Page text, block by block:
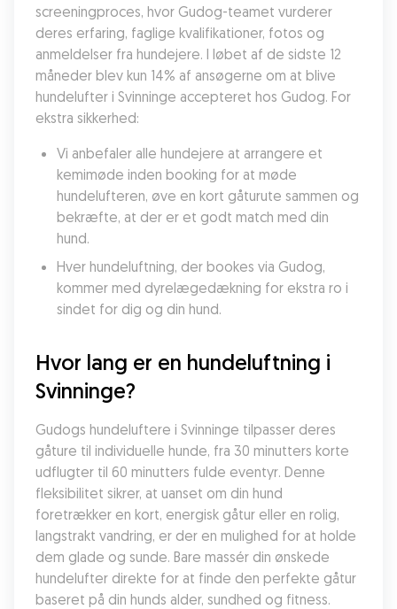
screeningproces, hvor Gudog-teamet vurderer
deres erfaring, faglige kvalifikationer, fotos og
anmeldelser fra hundejere. I løbet af de sidste 12
måneder blev kun 14% af ansøgerne om at blive
hundelufter i Svinninge accepteret hos Gudog. For
ekstra sikkerhed:
Vi anbefaler alle hundejere at arrangere et
kemimøde inden booking for at møde
hundelufteren, øve en kort gåturute sammen og
bekræfte, at der er et godt match med din
hund.
Hver hundeluftning, der bookes via Gudog,
kommer med dyrelægedækning for ekstra ro i
sindet for dig og din hund.
Hvor lang er en hundeluftning i
Svinninge?
Gudogs hundeluftere i Svinninge tilpasser deres
gåture til individuelle hunde, fra 30 minutters korte
udflugter til 60 minutters fulde eventyr. Denne
fleksibilitet sikrer, at uanset om din hund
foretrækker en kort, energisk gåtur eller en rolig,
langstrakt vandring, er der en mulighed for at holde
dem glade og sunde. Bare massér din ønskede
hundelufter direkte for at finde den perfekte gåtur
baseret på din hunds alder, sundhed og fitness.